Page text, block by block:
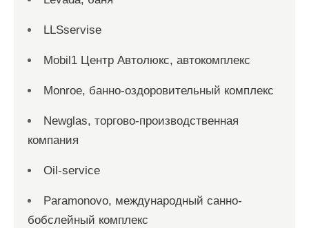
LLSservise
Mobil1 Центр Автолюкс, автокомплекс
Monroe, банно-оздоровительный комплекс
Newglas, торгово-производственная
компания
Oil-service
Paramonovo, международный санно-
бобслейный комплекс